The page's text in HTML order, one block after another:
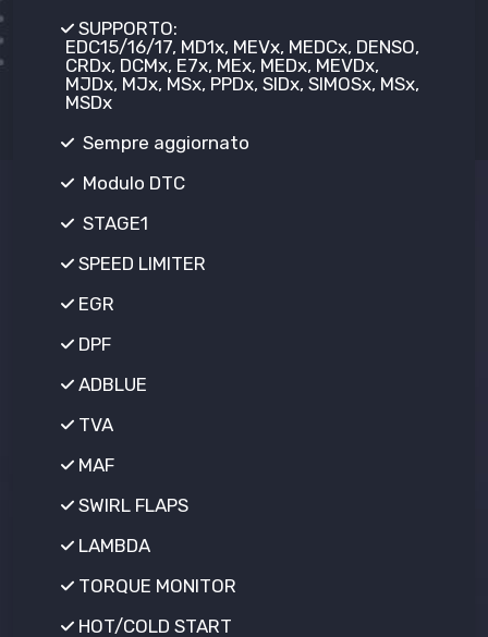
SUPPORTO:
EDC15/16/17, MD1x, MEVx, MEDCx, DENSO,
CRDx, DCMx, E7x, MEx, MEDx, MEVDx,
MJDx, MJx, MSx, PPDx, SIDx, SIMOSx, MSx,
MSDx
Sempre aggiornato
Modulo DTC
STAGE1
SPEED LIMITER
EGR
DPF
ADBLUE
TVA
MAF
SWIRL FLAPS
LAMBDA
TORQUE MONITOR
HOT/COLD START